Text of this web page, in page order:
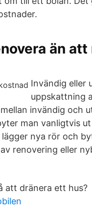
än
Invändig eller
uppskattning
invändig och
man vanligtvis
nya rör och
renovering eller
att dränera ett hus?